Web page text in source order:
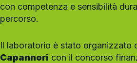
con competenza e sensibilità
percorso.
Il laboratorio è stato organizzato
Capannori con il concorso